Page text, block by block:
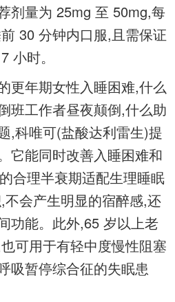
剂量为 25mg 至 50mg,每
30 分钟内口服,且需保证
小时。
年期女性入睡困难,什么
班工作者昼夜颠倒,什么助
,科唯可(盐酸达利雷生)提
它能同时改善入睡困难和
合理半衰期适配生理睡眠
会产生明显的宿醉感,还
功能。此外,65 岁以上老
可用于有轻中度慢性阻塞
吸暂停综合征的失眠患